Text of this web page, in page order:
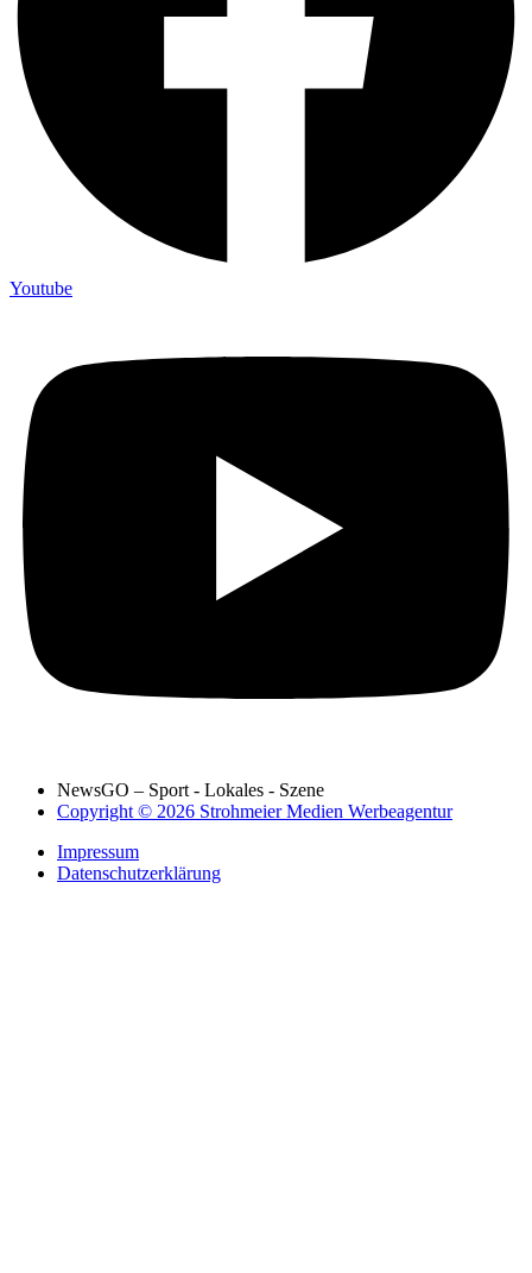
Youtube
NewsGO – Sport - Lokales - Szene
Copyright © 2026 Strohmeier Medien Werbeagentur
Impressum
Datenschutzerklärung